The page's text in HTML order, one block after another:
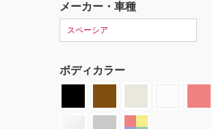
メーカー・車種
スペーシア
ボディカラー